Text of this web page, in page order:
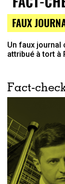
FAUX
Un faux journal
attribué à tort à
Fact-